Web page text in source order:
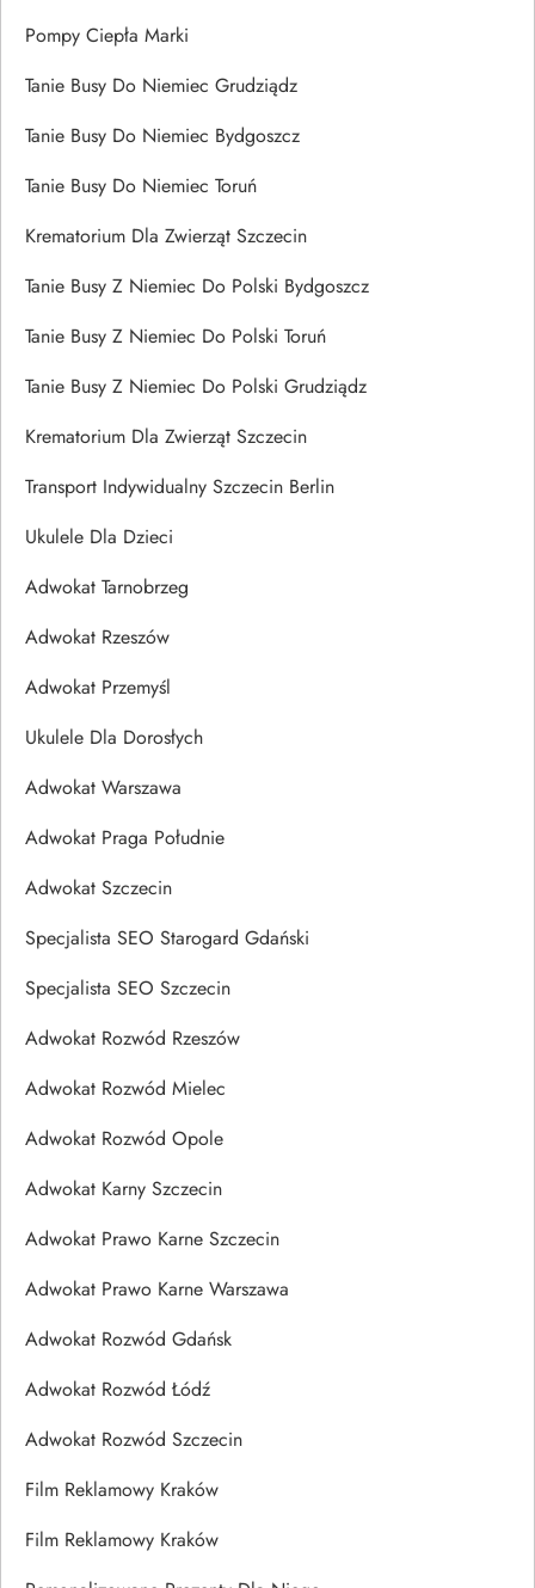
Pompy Ciepła Marki
Tanie Busy Do Niemiec Grudziądz
Tanie Busy Do Niemiec Bydgoszcz
Tanie Busy Do Niemiec Toruń
Krematorium Dla Zwierząt Szczecin
Tanie Busy Z Niemiec Do Polski Bydgoszcz
Tanie Busy Z Niemiec Do Polski Toruń
Tanie Busy Z Niemiec Do Polski Grudziądz
Krematorium Dla Zwierząt Szczecin
Transport Indywidualny Szczecin Berlin
Ukulele Dla Dzieci
Adwokat Tarnobrzeg
Adwokat Rzeszów
Adwokat Przemyśl
Ukulele Dla Dorosłych
Adwokat Warszawa
Adwokat Praga Południe
Adwokat Szczecin
Specjalista SEO Starogard Gdański
Specjalista SEO Szczecin
Adwokat Rozwód Rzeszów
Adwokat Rozwód Mielec
Adwokat Rozwód Opole
Adwokat Karny Szczecin
Adwokat Prawo Karne Szczecin
Adwokat Prawo Karne Warszawa
Adwokat Rozwód Gdańsk
Adwokat Rozwód Łódź
Adwokat Rozwód Szczecin
Film Reklamowy Kraków
Film Reklamowy Kraków